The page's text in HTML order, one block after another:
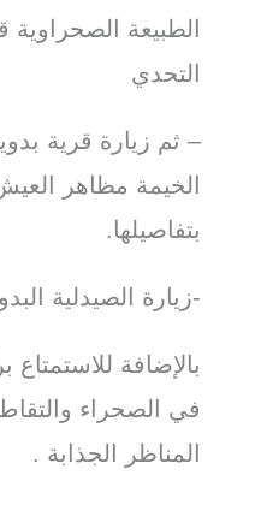
الطبيعة الصحراوية
التحدي
– ثم زيارة قرية
الخيمة مظاهر
بتفاصيلها.
-زيارة الصيدلية
بالإضافة
في الصحراء
المناظر الجذابة .